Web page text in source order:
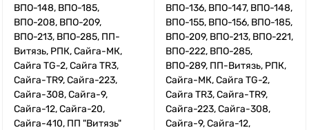
ВПО-148, ВПО-185,
ВПО-208, ВПО-209,
ВПО-213, ВПО-285, ПП-
Витязь, РПК, Сайга-МК,
Сайга TG-2, Сайга TR3,
Сайга-TR9, Сайга-223,
Сайга-308, Сайга-9,
Сайга-12, Сайга-20,
Сайга-410, ПП "Витязь"
ВПО-136, ВПО-147, ВПО-148,
ВПО-155, ВПО-156, ВПО-185,
ВПО-209, ВПО-213, ВПО-221,
ВПО-222, ВПО-285,
ВПО-289, ПП-Витязь, РПК,
Сайга-МК, Сайга TG-2,
Сайга TR3, Сайга-TR9,
Сайга-223, Сайга-308,
Сайга-9, Сайга-12,